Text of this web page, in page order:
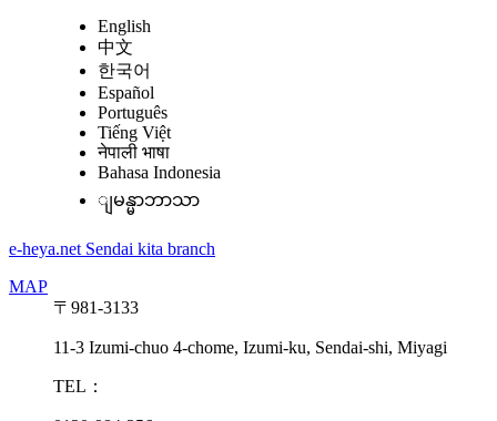
English
中文
한국어
Español
Português
Tiếng Việt
नेपाली भाषा
Bahasa Indonesia
ျမန္မာဘာသာ
e-heya.net Sendai kita branch
MAP
〒981-3133
11-3 Izumi-chuo 4-chome, Izumi-ku, Sendai-shi, Miyagi
TEL：